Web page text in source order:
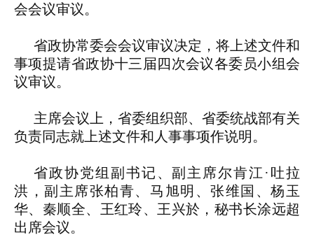
会会议审议。
省政协常委会会议审议决定，将上述文件和
事项提请省政协十三届四次会议各委员小组会
议审议。
主席会议上，省委组织部、省委统战部有关
负责同志就上述文件和人事事项作说明。
省政协党组副书记、副主席尔肯江·吐拉
洪，副主席张柏青、马旭明、张维国、杨玉
华、秦顺全、王红玲、王兴於，秘书长涂远超
出席会议。